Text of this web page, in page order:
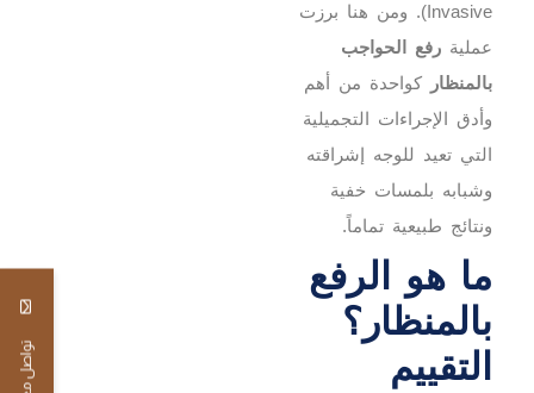
Invasive). ومن هنا برزت
عملية رفع الحواجب
بالمنظار
كواحدة من أهم
وأدق الإجراءات التجميلية
التي تعيد للوجه إشراقته
وشبابه بلمسات خفية
ونتائج طبيعية تماماً.
ما هو الرفع
بالمنظار؟
التقييم
تواصل معنا